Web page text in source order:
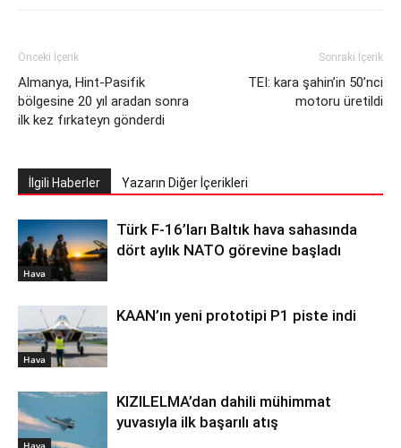
Önceki İçerik
Almanya, Hint-Pasifik
bölgesine 20 yıl aradan sonra
ilk kez fırkateyn gönderdi
Sonraki İçerik
TEI: kara şahin’in 50’nci
motoru üretildi
İlgili Haberler Yazarın Diğer İçerikleri
Hava
Türk F-16’ları Baltık hava sahasında
dört aylık NATO görevine başladı
Hava
KAAN’ın yeni prototipi P1 piste indi
Hava
KIZILELMA’dan dahili mühimmat
yuvasıyla ilk başarılı atış